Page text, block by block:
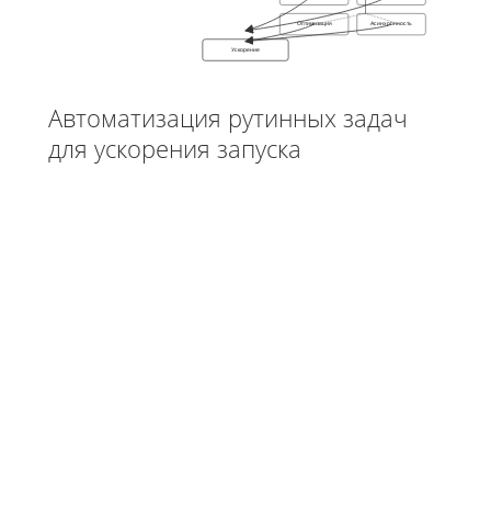
Оптимизация Асинхронность
Ускорение
Автоматизация рутинных задач
для ускорения запуска